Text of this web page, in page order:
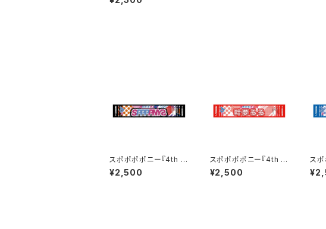
ータオル 紫
スポポポポニー『4th O
ne-Man LIVE 』マフラ
ータオル 黒
¥2,500
スポポポポニー『4th O
ne-Man LIVE 』マフラ
ータオル 赤
¥2,500
ス
ne-
ー